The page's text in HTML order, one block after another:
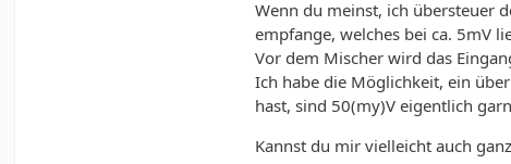
Wenn du meinst, ich übersteuer
empfange, welches bei ca. 5mV
Vor dem Mischer wird das
Ich habe die Möglichkeit, ein
hast, sind 50(my)V eigentlich
Kannst du mir vielleicht auch